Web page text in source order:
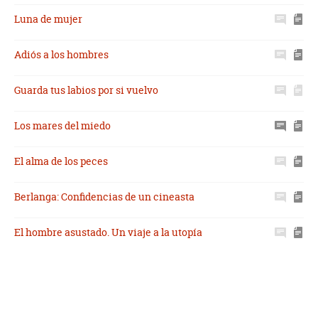
Luna de mujer
Adiós a los hombres
Guarda tus labios por si vuelvo
Los mares del miedo
El alma de los peces
Berlanga: Confidencias de un cineasta
El hombre asustado. Un viaje a la utopía